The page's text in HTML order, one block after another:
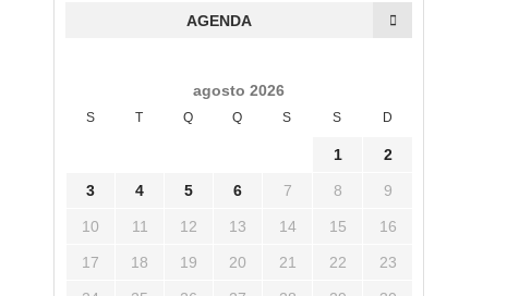
AGENDA
agosto 2026
S T Q Q S S D
1 2
3 4 5 6 7 8 9
10 11 12 13 14 15 16
17 18 19 20 21 22 23